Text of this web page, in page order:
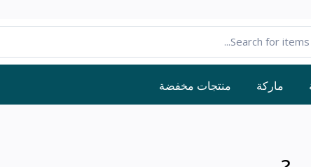
ماركة منتجات مخفضة